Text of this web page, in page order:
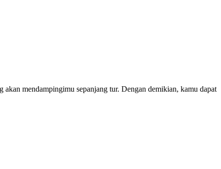
akan mendampingimu sepanjang tur. Dengan demikian, kamu dapat